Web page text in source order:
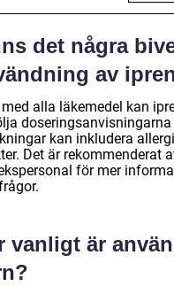
det några
av
alla läkemedel kan
kan inkludera
Det är rekommenderat
för mer
vanligt är